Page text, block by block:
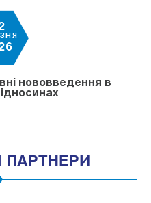
нововведення в
ПАРТНЕРИ